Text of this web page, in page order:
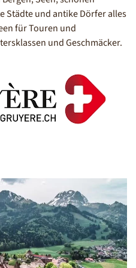
Städte und antike Dörfer alles
für Touren und
und Geschmäcker.